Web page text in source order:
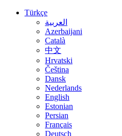
Türkçe
العربية
Azerbaijani
Català
中文
Hrvatski
Čeština
Dansk
Nederlands
English
Estonian
Persian
Français
Deutsch